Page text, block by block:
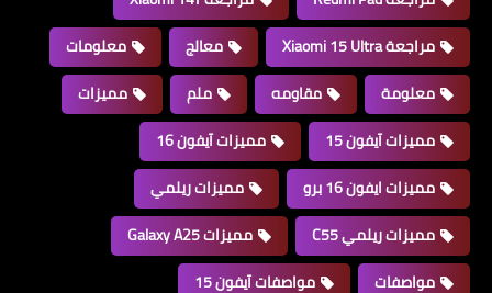
مراجعة Xiaomi 15 Ultra
معالج
معلومات
معلومة
مقاومه ملم
مميزات
مميزات آيفون 15
مميزات آيفون 16
مميزات ايفون 16 برو
مميزات ريلمي
مميزات ريلمي C55
مميزات Galaxy A25
مواصفات
مواصفات آيفون 15